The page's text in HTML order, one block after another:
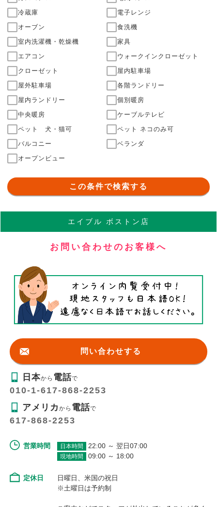
冷蔵庫
電子レンジ
オーブン
食洗機
室内洗濯機・乾燥機
家具
エアコン
ウォークインクローゼット
クローゼット
屋内駐車場
屋外駐車場
各階ランドリー
屋内ランドリー
個別暖房
中央暖房
ケーブルテレビ
ペット 犬・猫可
ペット ネコのみ可
バルコニー
ベランダ
オープンビュー
この条件で検索する
エイブル ボストン店
お問い合わせのお客様へ
問い合わせする
日本から 電話で
010-1-617-868-2253
アメリカから 電話で
617-868-2253
営業時間 日本時間 22:00 ～ 翌日07:00
現地時間 09:00 ～ 18:00
定休日
日曜日、米国の祝日
※土曜日は予約制